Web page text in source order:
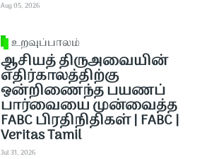
Aug 05, 2026
உறவுப்பாலம்
ஆசியத் திருஅவையின்
எதிர்காலத்திற்கு
ஒன்றிணைந்த பயணப்
பார்வையை முன்வைத்த
FABC பிரதிநிதிகள் | FABC |
Veritas Tamil
Jul 31, 2026